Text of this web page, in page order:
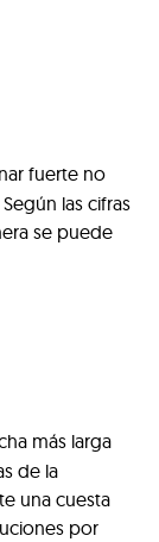
fuerte no
las cifras
se puede
más larga
de la
una cuesta
por